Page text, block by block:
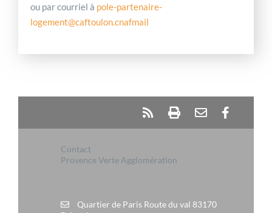
ou par courriel à pole-partenaire-
logement@caftoulon.cnafmail
Contact
Provence Verte Agglomération
Quartier de Paris Route du val 83170